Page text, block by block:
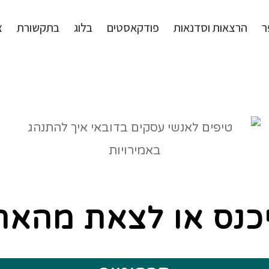
הרצאות וסדנאות פודקאסטים בלוג בתקשורת
או לצאת